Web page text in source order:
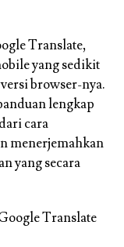
Translate,
yang sedikit
browser-nya.
lengkap
cara
menerjemahkan
yang secara
Translate